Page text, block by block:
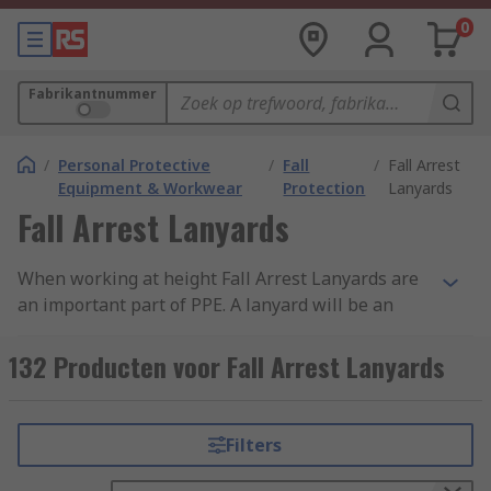
0
Fabrikantnummer
/ Personal Protective
Equipment & Workwear
/ Fall
Protection
/ Fall Arrest
Lanyards
Fall Arrest Lanyards
When working at height Fall Arrest Lanyards are
an important part of PPE. A lanyard will be an
work area and if you accidentally fall, a fall arrest
lanyard reduces your fall absorbing the force
ensure you read manufacturer instructions
supplied with fall arrest equipment and
132 Producten voor Fall Arrest Lanyards
Filters